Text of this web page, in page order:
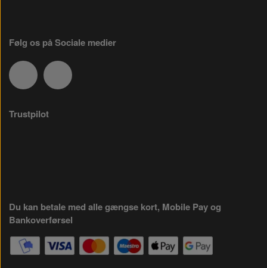
Følg os på Sociale medier
Trustpilot
Du kan betale med alle gængse kort, Mobile Pay og
Bankoverførsel